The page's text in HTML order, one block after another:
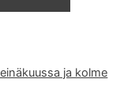
ja kolme